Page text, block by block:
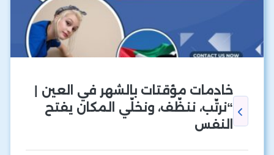
خادمات مؤقتات بالشهر في العين |
“نرتّب، ننظّف، ونخلّي المكان يفتح
النفس